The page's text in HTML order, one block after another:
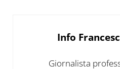
Info
Giornalista